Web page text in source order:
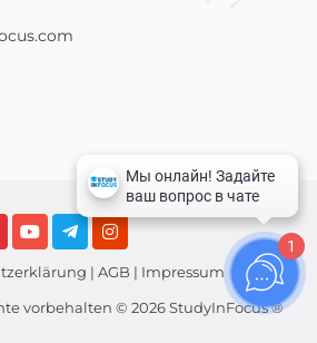
| AGB | Impressum
vorbehalten © 2026 StudyInFocus ®
1